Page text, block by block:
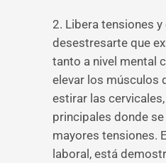
2. Libera tensiones
desestresarte que
tanto a nivel mental
elevar los músculos
estirar las
principales donde
mayores tensiones.
laboral, está